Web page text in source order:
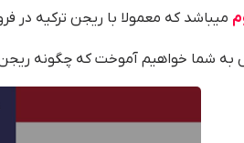
میباشد که معمولا با ریجن ترکیه در
به شما خواهیم آموخت که چگونه ریجن